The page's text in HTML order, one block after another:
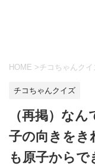
HOME >チコちゃんクイ
チコちゃんクイズ
（再掲）な
子の向きをき
も原子から